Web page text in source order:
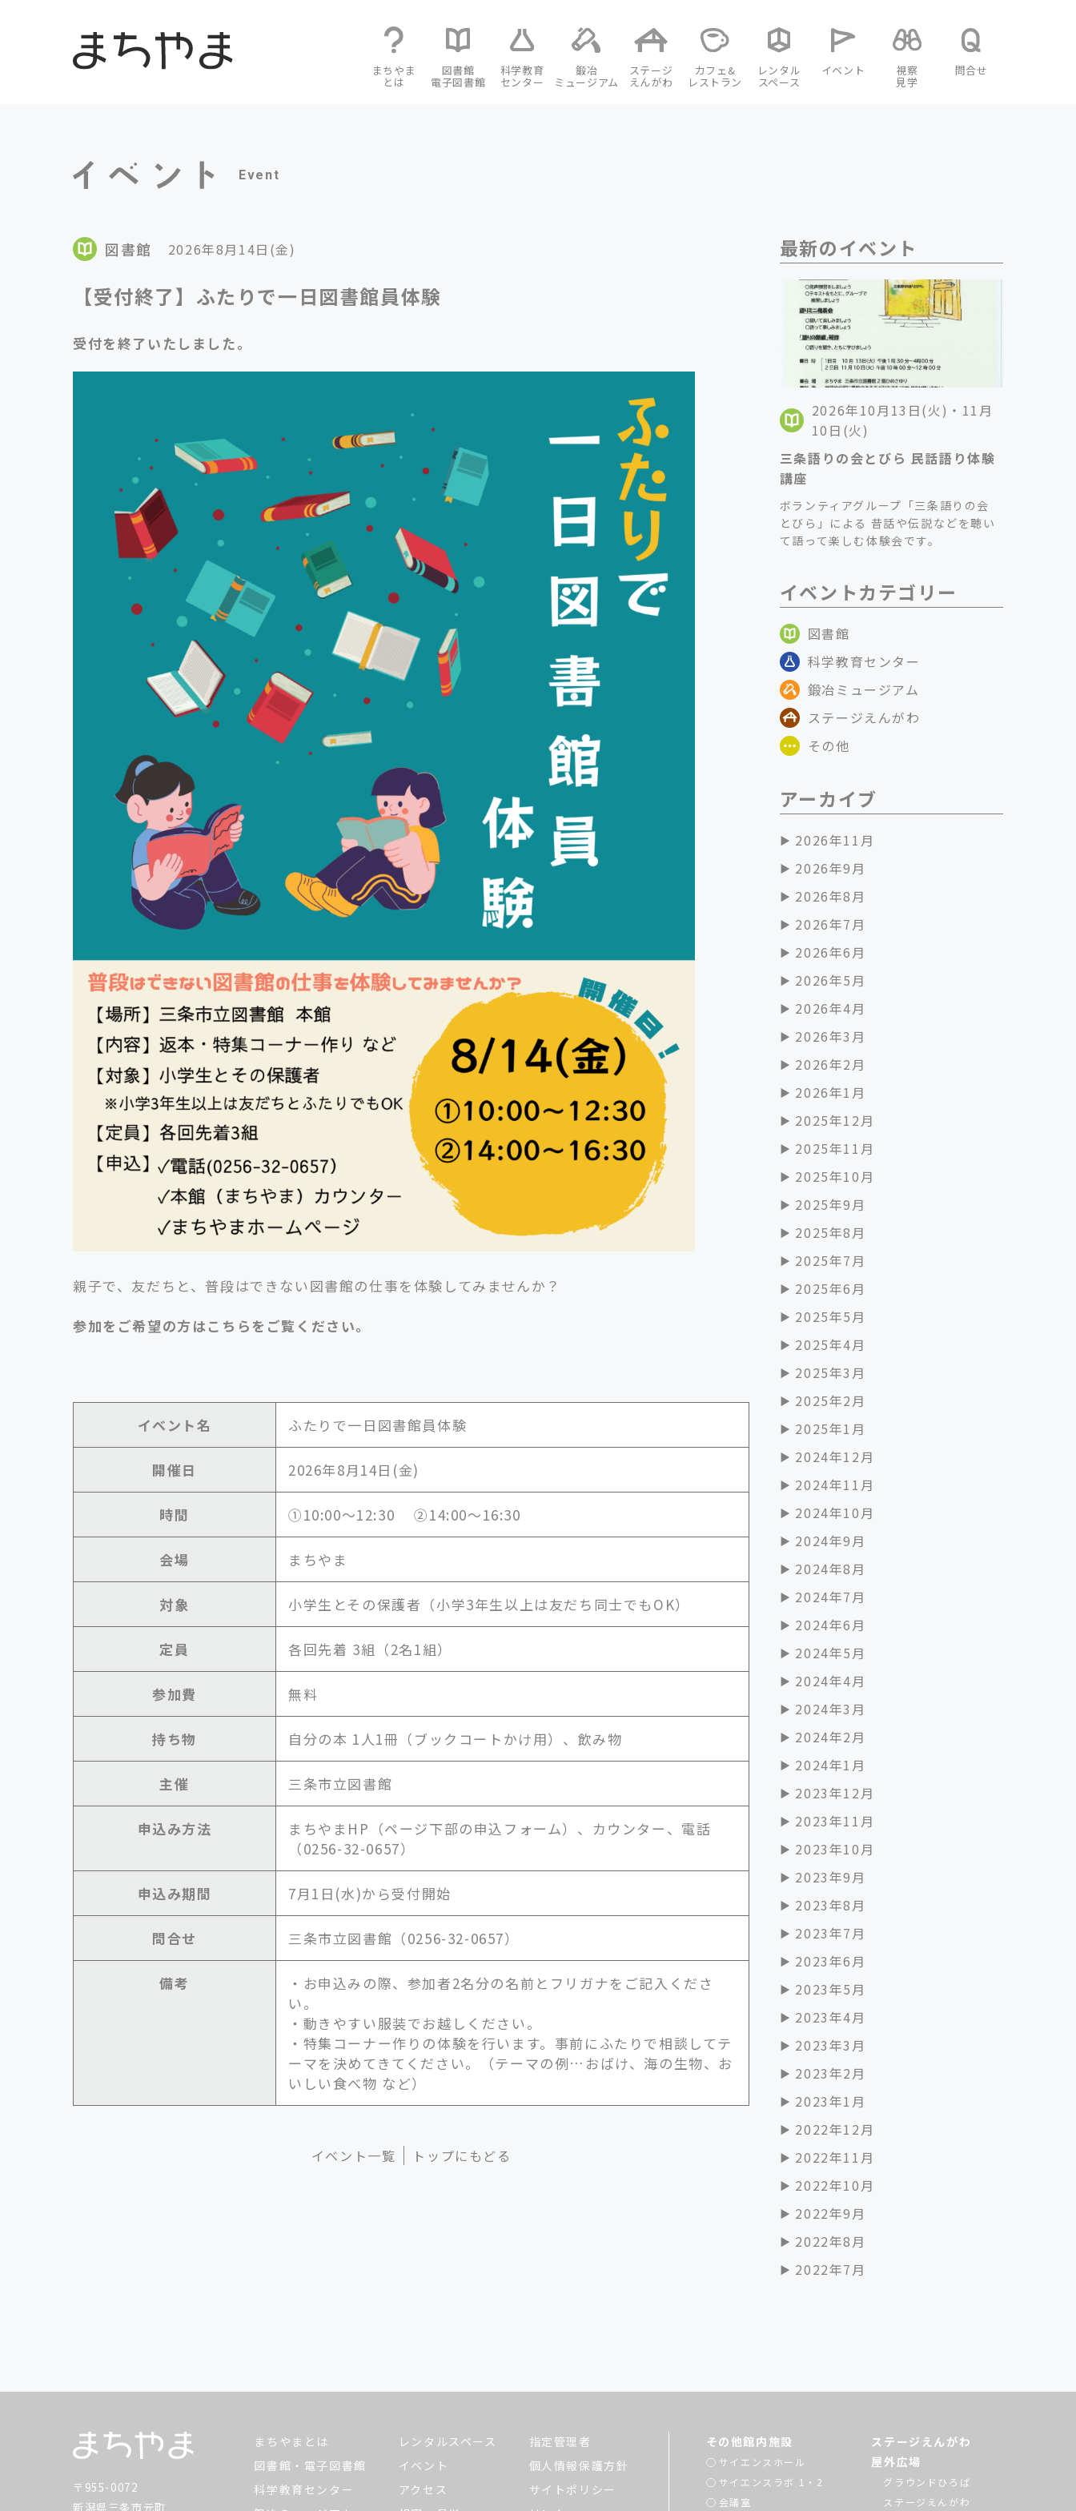
まちやま
とは
図書館
電子図書館
科学教育
センター
鍛冶
ミュージアム
ステージ
えんがわ
カフェ&
レストラン
レンタル
スペース
イベント 視察
見学
問合せ
Event
図書館 2026年8月14日(金)
【受付終了】ふたりで一日図書館員体験
受付を終了いたしました。
親子で、友だちと、普段はできない図書館の仕事を体験してみませんか？
参加をご希望の方はこちらをご覧ください。
イベント名 ふたりで一日図書館員体験
開催日 2026年8月14日(金)
時間 ①10:00～12:30 ②14:00～16:30
会場 まちやま
対象 小学生とその保護者（小学3年生以上は友だち同士でもOK）
定員 各回先着 3組（2名1組）
参加費 無料
持ち物 自分の本 1人1冊（ブックコートかけ用）、飲み物
主催 三条市立図書館
申込み方法
まちやまHP（ページ下部の申込フォーム）、カウンター、電話
（0256-32-0657）
申込み期間 7月1日(水)から受付開始
問合せ 三条市立図書館（0256-32-0657）
備考
・お申込みの際、参加者2名分の名前とフリガナをご記入くださ
い。
・動きやすい服装でお越しください。
・特集コーナー作りの体験を行います。事前にふたりで相談してテ
ーマを決めてきてください。（テーマの例…おばけ、海の生物、お
いしい食べ物 など）
イベント一覧 トップにもどる
最新のイベント
2026年10月13日(火)・11月
10日(火)
三条語りの会とびら 民話語り体験
講座
ボランティアグループ「三条語りの会
とびら」による 昔話や伝説などを聴い
て語って楽しむ体験会です。
イベントカテゴリー
図書館
科学教育センター
鍛冶ミュージアム
ステージえんがわ
その他
アーカイブ
2026年11月
2026年9月
2026年8月
2026年7月
2026年6月
2026年5月
2026年4月
2026年3月
2026年2月
2026年1月
2025年12月
2025年11月
2025年10月
2025年9月
2025年8月
2025年7月
2025年6月
2025年5月
2025年4月
2025年3月
2025年2月
2025年1月
2024年12月
2024年11月
2024年10月
2024年9月
2024年8月
2024年7月
2024年6月
2024年5月
2024年4月
2024年3月
2024年2月
2024年1月
2023年12月
2023年11月
2023年10月
2023年9月
2023年8月
2023年7月
2023年6月
2023年5月
2023年4月
2023年3月
2023年2月
2023年1月
2022年12月
2022年11月
2022年10月
2022年9月
2022年8月
2022年7月
〒955-0072
新潟県三条市元町
まちやまとは
図書館・電子図書館
科学教育センター
レンタルスペース
イベント
アクセス
指定管理者
個人情報保護方針
サイトポリシー
その他館内施設
サイエンスホール
サイエンスラボ 1・2
会議室
ステージえんがわ
屋外広場
グラウンドひろば
ステージえんがわ